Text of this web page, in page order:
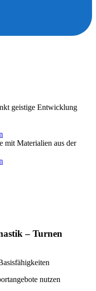
geistige Entwicklung
mit Materialien aus der
– Turnen
nutzen